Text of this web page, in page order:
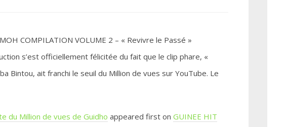
COMPILATION VOLUME 2 – « Revivre le Passé »
s’est officiellement félicitée du fait que le clip phare, «
Bintou, ait franchi le seuil du Million de vues sur YouTube. Le
du Million de vues de Guidho appeared first on GUINEE HIT